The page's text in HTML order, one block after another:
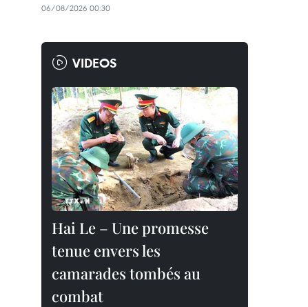
06/08/2026 00:30
VIDEOS
Hai Le – Une promesse
tenue envers les
camarades tombés au
combat